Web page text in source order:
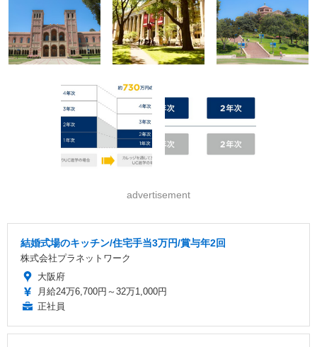
advertisement
結婚式場のキッチン/住宅手当3万円/賞与年2回
株式会社プラネットワーク
大阪府
月給24万6,700円～32万1,000円
正社員